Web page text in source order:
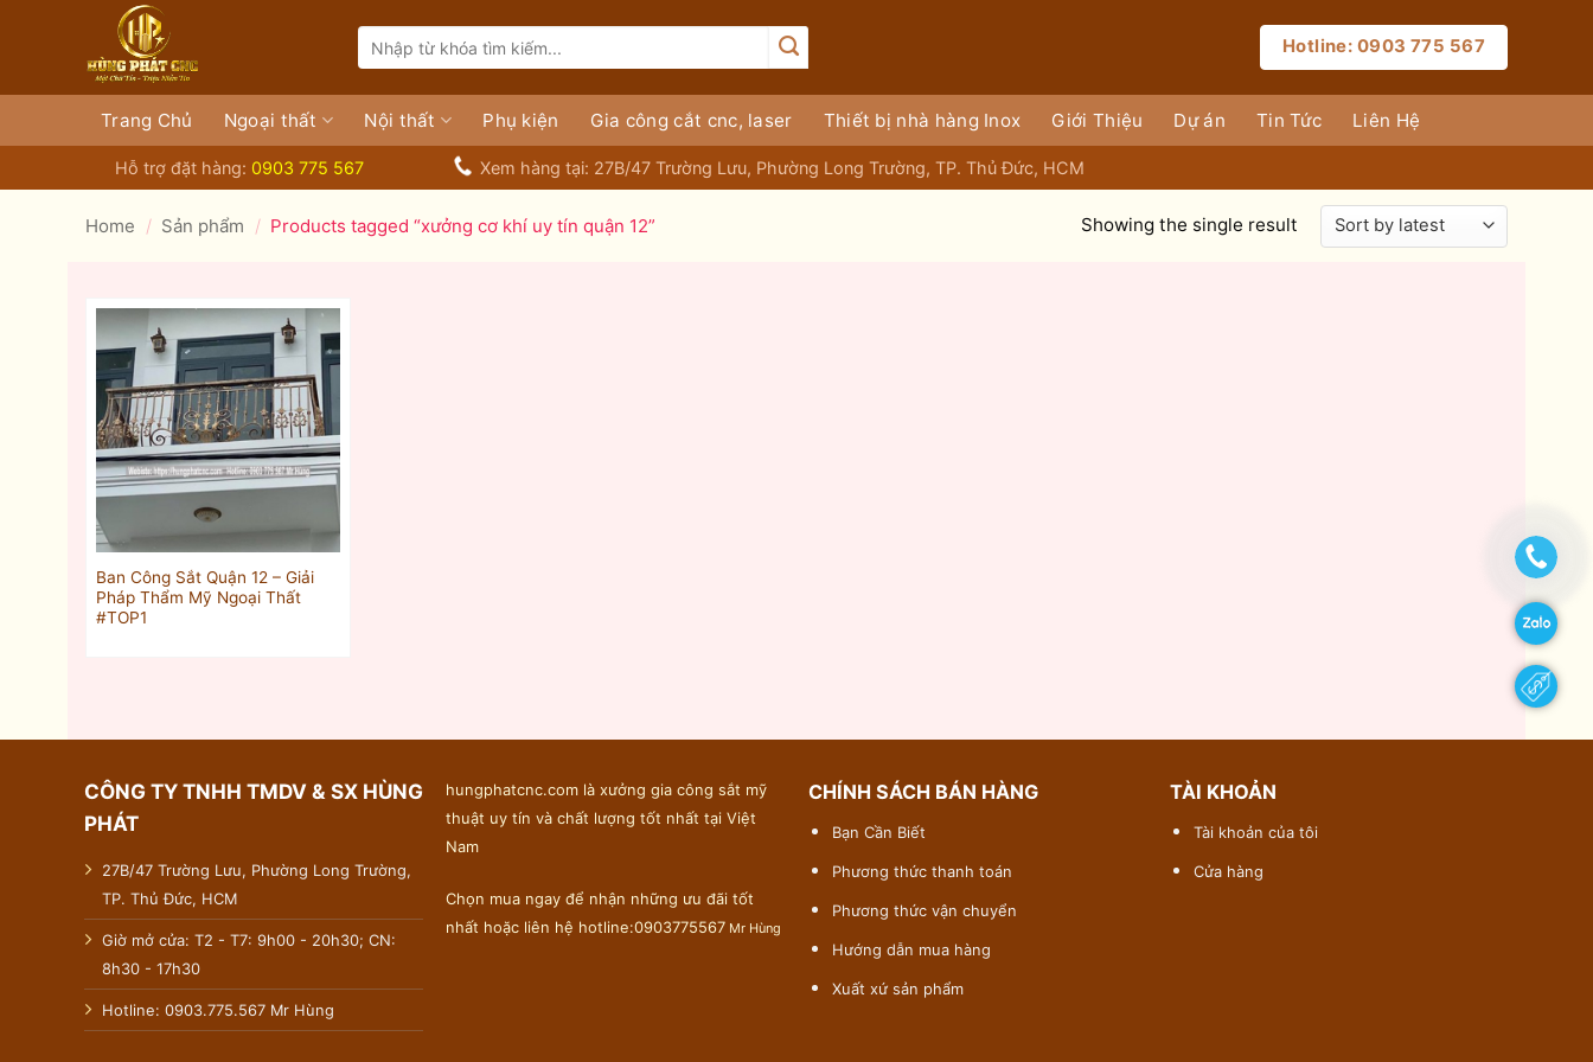
dung
for:
Hotline: 0903 775 567
Trang Chủ Ngoại thất Nội thất Phụ kiện Gia công cắt cnc, laser Thiết bị nhà hàng Inox Giới Thiệu Dự án Tin Tức Liên Hệ
Hỗ trợ đặt hàng: 0903 775 567 Xem hàng tại: 27B/47 Trường Lưu, Phường Long Trường, TP. Thủ Đức, HCM
Home / Sản phẩm / Products tagged “xưởng cơ khí uy tín quận 12” Showing the single result
Ban Công Sắt Quận 12 – Giải
Pháp Thẩm Mỹ Ngoại Thất
#TOP1
CÔNG TY TNHH TMDV & SX HÙNG
PHÁT
27B/47 Trường Lưu, Phường Long Trường,
TP. Thủ Đức, HCM
Giờ mở cửa: T2 - T7: 9h00 - 20h30; CN:
8h30 - 17h30
Hotline: 0903.775.567 Mr Hùng
hungphatcnc.com là xưởng gia công sắt mỹ
thuật uy tín và chất lượng tốt nhất tại Việt
Nam
Chọn mua ngay để nhận những ưu đãi tốt
nhất hoặc liên hệ hotline:0903775567 Mr Hùng
CHÍNH SÁCH BÁN HÀNG
Bạn Cần Biết
Phương thức thanh toán
Phương thức vận chuyển
Hướng dẫn mua hàng
Xuất xứ sản phẩm
TÀI KHOẢN
Tài khoản của tôi
Cửa hàng